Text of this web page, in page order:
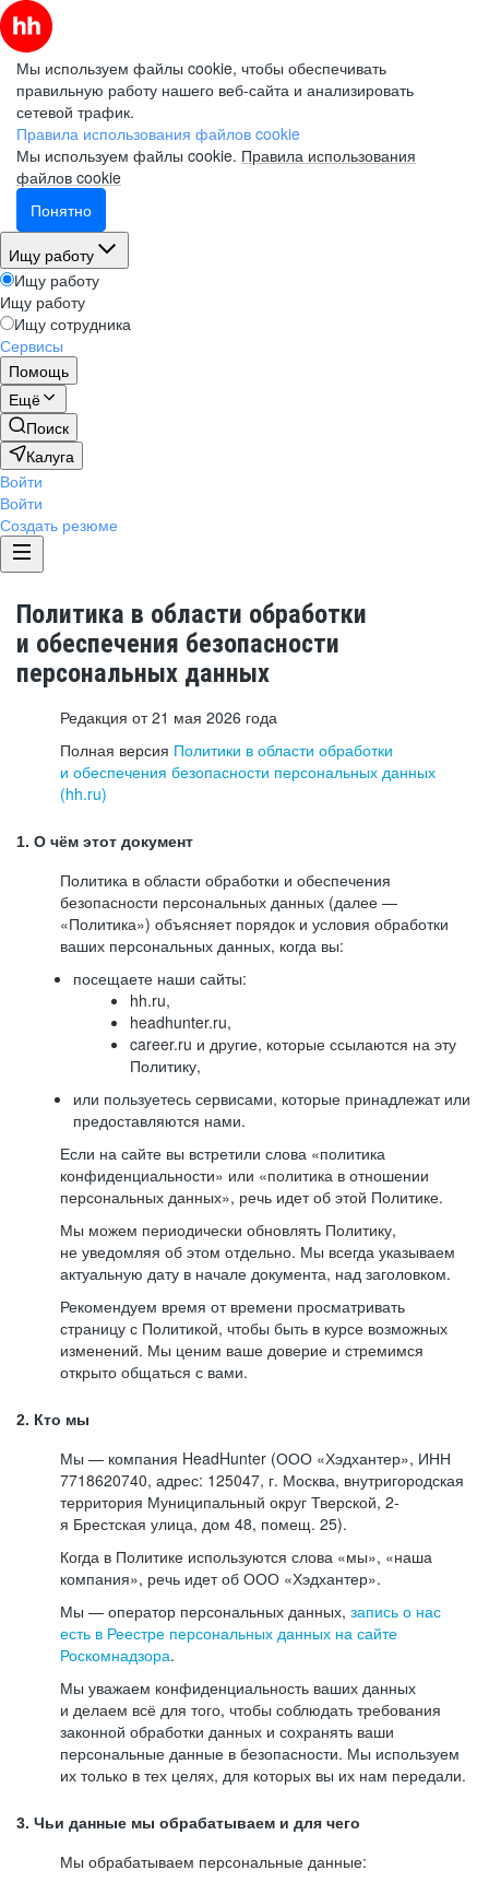
Мы используем файлы cookie, чтобы обеспечивать
правильную работу нашего веб-сайта и анализировать
сетевой трафик.
Правила использования файлов cookie
Мы используем файлы cookie. Правила использования
файлов cookie
Понятно
Ищу работу
Ищу работу
Ищу работу
Ищу сотрудника
Сервисы
Помощь
Ещё
Поиск
Калуга
Войти
Войти
Создать резюме
Политика в области обработки
и обеспечения безопасности
персональных данных
Редакция от 21 мая 2026 года
Полная версия Политики в области обработки
и обеспечения безопасности персональных данных
(hh.ru)
1. О чём этот документ
Политика в области обработки и обеспечения
безопасности персональных данных (далее —
«Политика») объясняет порядок и условия обработки
ваших персональных данных, когда вы:
посещаете наши сайты:
hh.ru,
headhunter.ru,
career.ru и другие, которые ссылаются на эту
Политику,
или пользуетесь сервисами, которые принадлежат или
предоставляются нами.
Если на сайте вы встретили слова «политика
конфиденциальности» или «политика в отношении
персональных данных», речь идет об этой Политике.
Мы можем периодически обновлять Политику,
не уведомляя об этом отдельно. Мы всегда указываем
актуальную дату в начале документа, над заголовком.
Рекомендуем время от времени просматривать
страницу с Политикой, чтобы быть в курсе возможных
изменений. Мы ценим ваше доверие и стремимся
открыто общаться с вами.
2. Кто мы
Мы — компания HeadHunter (ООО «Хэдхантер», ИНН
7718620740, адрес: 125047, г. Москва, внутригородская
территория Муниципальный округ Тверской, 2-
я Брестская улица, дом 48, помещ. 25).
Когда в Политике используются слова «мы», «наша
компания», речь идет об ООО «Хэдхантер».
Мы — оператор персональных данных, запись о нас
есть в Реестре персональных данных на сайте
Роскомнадзора.
Мы уважаем конфиденциальность ваших данных
и делаем всё для того, чтобы соблюдать требования
законной обработки данных и сохранять ваши
персональные данные в безопасности. Мы используем
их только в тех целях, для которых вы их нам передали.
3. Чьи данные мы обрабатываем и для чего
Мы обрабатываем персональные данные: